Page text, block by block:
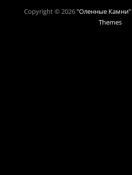
Copyright © 2026"Оленные Камни"
Themes